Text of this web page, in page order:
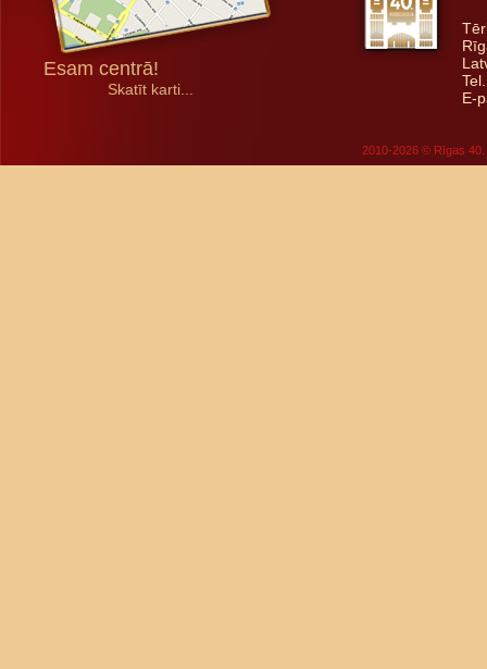
Esam centrā!
Skatīt karti...
E-
2010-2026 © Rīgas